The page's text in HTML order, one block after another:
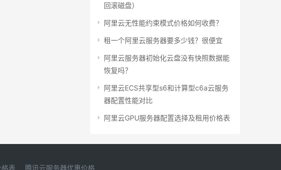
回滚磁盘）
阿里云无性能约束模式价格如何收费？
租一个阿里云服务器要多少钱？很便宜
阿里云服务器初始化云盘没有快照数据能
恢复吗？
阿里云ECS共享型s6和计算型c6a云服务
器配置性能对比
阿里云GPU服务器配置选择及租用价格表
表 腾讯云服务器优惠价格